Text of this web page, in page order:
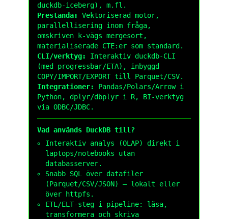
duckdb-iceberg), m.fl.
Prestanda:
Vektoriserad motor,
parallellisering inom fråga,
omskriven k-vägs mergesort,
materialiserade CTE:er som standard.
CLI/verktyg:
Interaktiv duckdb-CLI
(med progressbar/ETA), inbyggd
COPY/IMPORT/EXPORT till Parquet/CSV.
Integrationer:
Pandas/Polars/Arrow i
Python, dplyr/dbplyr i R, BI-verktyg
via ODBC/JDBC.
Vad används DuckDB till?
Interaktiv analys (OLAP) direkt i
laptops/notebooks utan
databasserver.
Snabb SQL över datafiler
(Parquet/CSV/JSON) – lokalt eller
över httpfs .
ETL/ELT-steg i pipeline: läsa,
transformera och skriva